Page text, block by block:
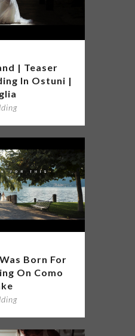
| Teaser
In Ostuni |
Born For
On Como